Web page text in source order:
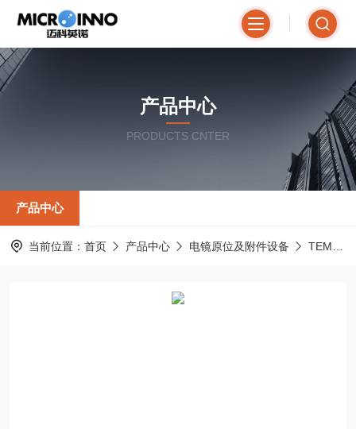
产品中心
PRODUCTS CNTER
产品中心
当前位置： 首页 产品中心 电镜原位及附件设备 TEM双倾真空转移样品杆